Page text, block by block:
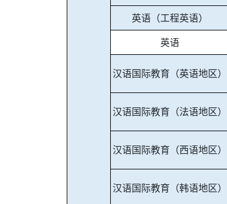
英语（工程英语）
英语
汉语国际教育（英语地区）
汉语国际教育（法语地区）
汉语国际教育（西语地区）
汉语国际教育（韩语地区）